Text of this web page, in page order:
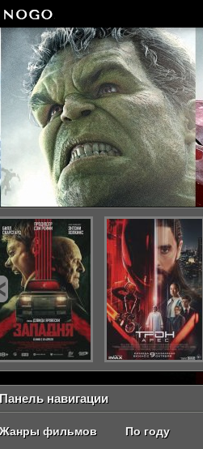
Панель навигации
Жанры фильмов По году